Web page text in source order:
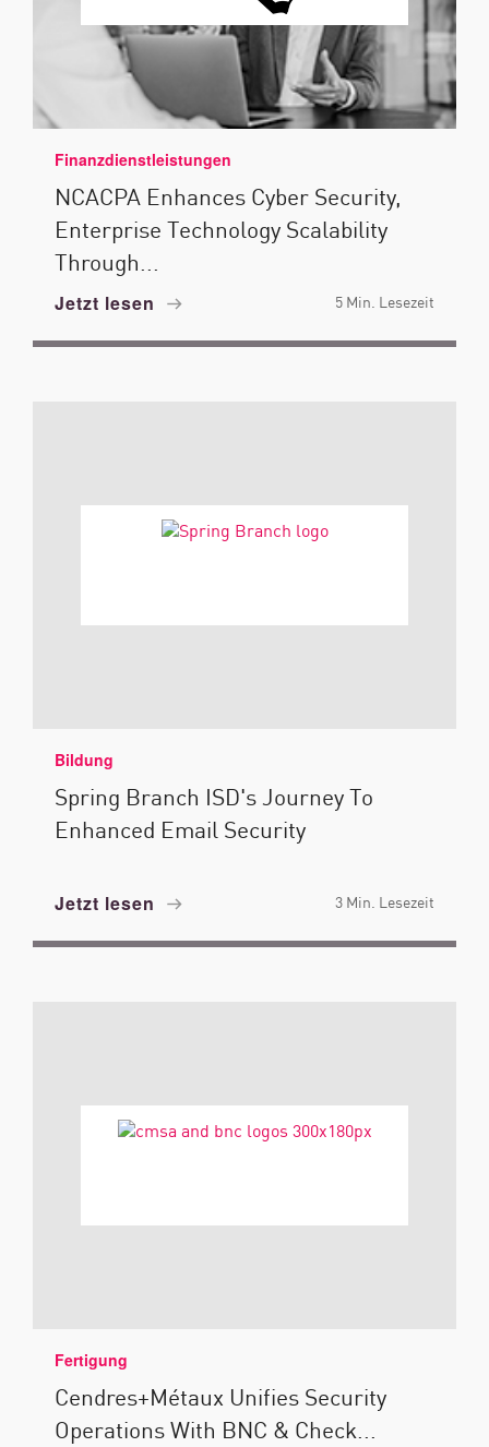
Finanzdienstleistungen
NCACPA Enhances Cyber Security,
Enterprise Technology Scalability
Through...
Jetzt lesen 5 Min. Lesezeit
Bildung
Spring Branch ISD's Journey To
Enhanced Email Security
Jetzt lesen 3 Min. Lesezeit
Fertigung
Cendres+Métaux Unifies Security
Operations With BNC & Check...